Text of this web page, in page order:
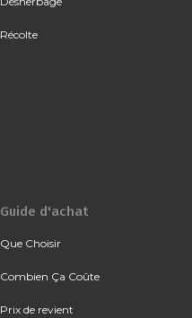
Récolte
Guide d'achat
Que Choisir
Combien Ça Coûte
Prix de revient